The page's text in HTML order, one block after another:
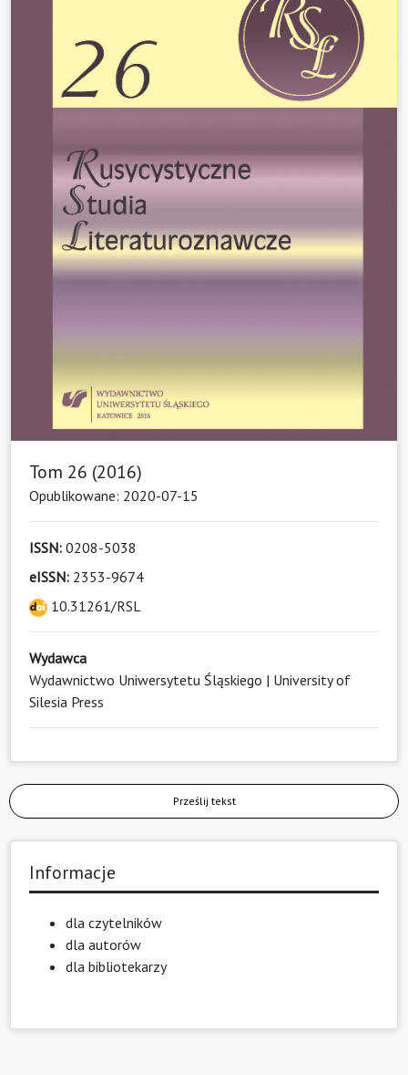
Tom 26 (2016)
Opublikowane: 2020-07-15
ISSN: 0208-5038
eISSN: 2353-9674
10.31261/RSL
Wydawca
Wydawnictwo Uniwersytetu Śląskiego | University of
Silesia Press
Prześlij tekst
Informacje
dla czytelników
dla autorów
dla bibliotekarzy